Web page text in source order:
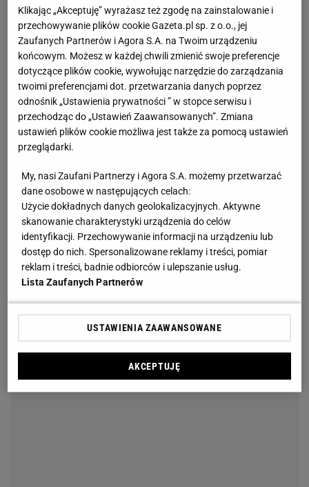
Klikając „Akceptuję” wyrażasz też zgodę na zainstalowanie i
przechowywanie plików cookie Gazeta.pl sp. z o.o., jej
Zaufanych Partnerów i Agora S.A. na Twoim urządzeniu
końcowym. Możesz w każdej chwili zmienić swoje preferencje
dotyczące plików cookie, wywołując narzędzie do zarządzania
twoimi preferencjami dot. przetwarzania danych poprzez
odnośnik „Ustawienia prywatności ” w stopce serwisu i
przechodząc do „Ustawień Zaawansowanych”. Zmiana
ustawień plików cookie możliwa jest także za pomocą ustawień
przeglądarki.
My, nasi Zaufani Partnerzy i Agora S.A. możemy przetwarzać
dane osobowe w następujących celach:
Użycie dokładnych danych geolokalizacyjnych. Aktywne
skanowanie charakterystyki urządzenia do celów
identyfikacji. Przechowywanie informacji na urządzeniu lub
dostęp do nich. Spersonalizowane reklamy i treści, pomiar
reklam i treści, badnie odbiorców i ulepszanie usług.
Lista Zaufanych Partnerów
USTAWIENIA ZAAWANSOWANE
AKCEPTUJĘ